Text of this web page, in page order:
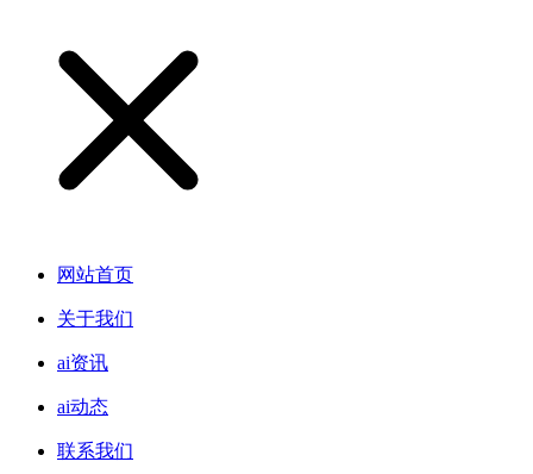
网站首页
关于我们
ai资讯
ai动态
联系我们